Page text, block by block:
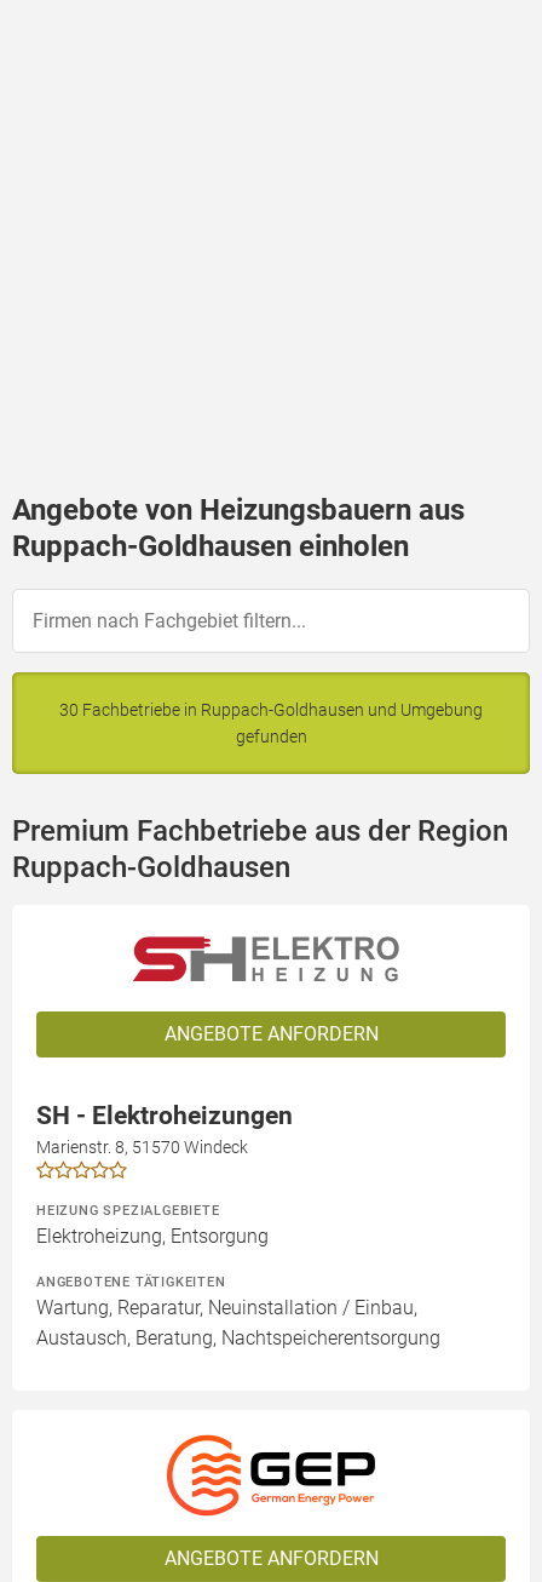
Angebote von Heizungsbauern aus
Ruppach-Goldhausen einholen
30 Fachbetriebe in Ruppach-Goldhausen und Umgebung
gefunden
Premium Fachbetriebe aus der Region
Ruppach-Goldhausen
ANGEBOTE ANFORDERN
SH - Elektroheizungen
Marienstr. 8, 51570 Windeck
HEIZUNG SPEZIALGEBIETE
Elektroheizung, Entsorgung
ANGEBOTENE TÄTIGKEITEN
Wartung, Reparatur, Neuinstallation / Einbau,
Austausch, Beratung, Nachtspeicherentsorgung
ANGEBOTE ANFORDERN